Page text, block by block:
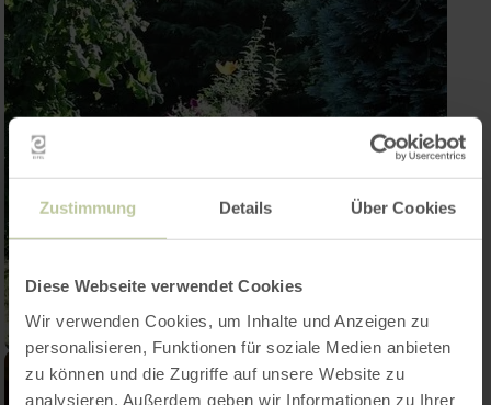
Zustimmung Details Über Cookies
Diese Webseite verwendet Cookies
Wir verwenden Cookies, um Inhalte und Anzeigen zu
personalisieren, Funktionen für soziale Medien anbieten
zu können und die Zugriffe auf unsere Website zu
analysieren. Außerdem geben wir Informationen zu Ihrer